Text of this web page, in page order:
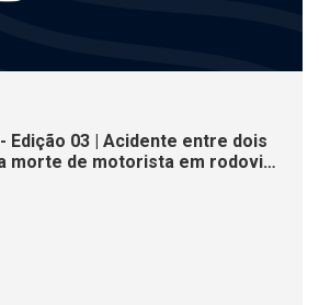
- Edição 03 | Acidente entre dois
morte de motorista em rodovia